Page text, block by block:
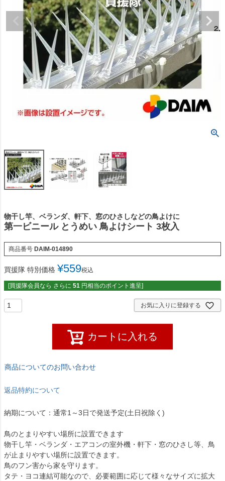
物干し竿、ベランダ、軒下、窓のひさしなどの鳥よけに
第一ビニール とうめい 鳥よけシート 3枚入
商品番号 DAIM-014890
買援隊 特別価格 ¥559税込
[買援隊会員なら さらに 51 円相当のポイント進呈]
お気に入りに登録する
カートに入れる
商品についてのお問い合わせ
返品特約について
納期について：通常1～3日で発送予定(土日祝除く)
鳥のとまりやすい場所に設置できます
物干し竿・ベランダ・エアコンの室外機・軒下・窓のひさし等、鳥
が止まりやすい場所に設置できます。
鳥のフン害から家を守ります。
タテ・ヨコ連結可能なので、必要範囲に応じて様々なサイズに拡大